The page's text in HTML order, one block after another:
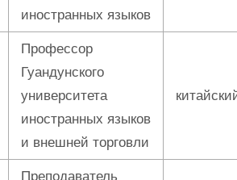
иностранных языков
Профессор
Гуандунского
университета
иностранных языков
и внешней торговли
Преподаватель